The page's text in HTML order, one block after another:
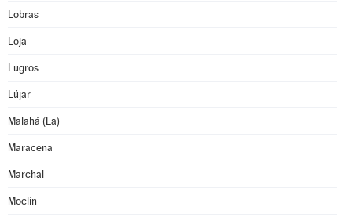
Lobras
Loja
Lugros
Lújar
Malahá (La)
Maracena
Marchal
Moclín